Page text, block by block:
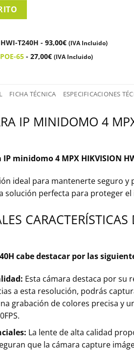
T240H - 93,00€ (IVA Incluido)
65 - 27,00€ (IVA Incluido)
FICHA TÉCNICA ESPECIFICACIONES
IP MINIDOMO 4
minidomo 4 MPX HIKVISION
ideal para mantenerte seguro
solución perfecta para proteger
cabe destacar por las
Esta cámara destaca por su
a esta resolución, podrás
grabación de colores precisa y
La lente de alta calidad
que la cámara capture